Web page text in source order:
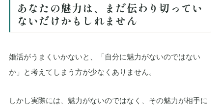
あなたの魅力は、まだ伝わり切ってい
ないだけかもしれません
婚活がうまくいかないと、「自分に魅力がないのではない
か」と考えてしまう方が少なくありません。
しかし実際には、魅力がないのではなく、その魅力が相手に